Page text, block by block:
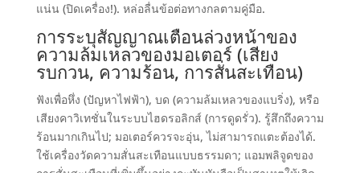
แน่น (ปิดเครื่อง!). หล่อลื่นข้อต่อทางกลตามคู่มือ.
การระบุสัญญาณเตือนล่วงหน้าของ
ความล้มเหลวของมอเตอร์ (เสียง
รบกวน, ความร้อน, การสั่นสะเทือน)
ฟังเพื่อหึ่ง (ปัญหาไฟฟ้า), บด (ความล้มเหลวของแบริ่ง), หรือ
เสียงคาวิเทชั่นในระบบไฮดรอลิกส์ (การดูดรั่ว). รู้สึกถึงความ
ร้อนมากเกินไป; มอเตอร์ควรจะอุ่น, ไม่สามารถแตะต้องได้.
ใช้เครื่องวัดความสั่นสะเทือนแบบธรรมดา; แอมพลิจูดของ